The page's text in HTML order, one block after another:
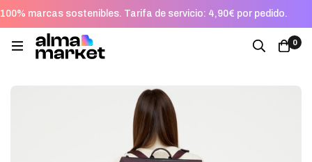
100% marcas sostenibles. Tarifa de servicio: 4,90€ por pedido.
0